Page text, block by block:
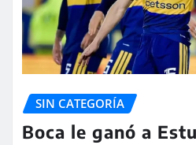
SIN CATEGORÍA
Boca le ganó a